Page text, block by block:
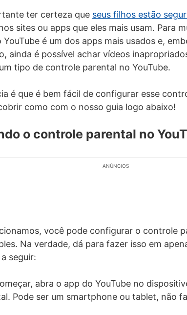
ter certeza que seus filhos estão
sites ou apps que eles mais usam. Para
YouTube é um dos apps mais usados e,
ainda é possível achar vídeos
tipo de controle parental no YouTube.
é que é bem fácil de configurar esse
como com o nosso guia logo abaixo!
o controle parental no
ANÚNCIOS
você pode configurar o controle
Na verdade, dá para fazer isso em
seguir:
abra o app do YouTube no
Pode ser um smartphone ou tablet, não